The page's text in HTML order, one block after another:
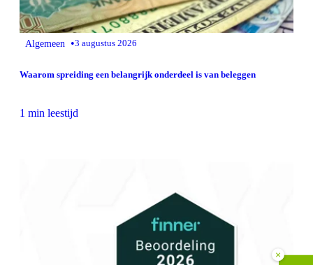
Algemeen •3 augustus 2026
Waarom spreiding een belangrijk onderdeel is van beleggen
1 min leestijd
×